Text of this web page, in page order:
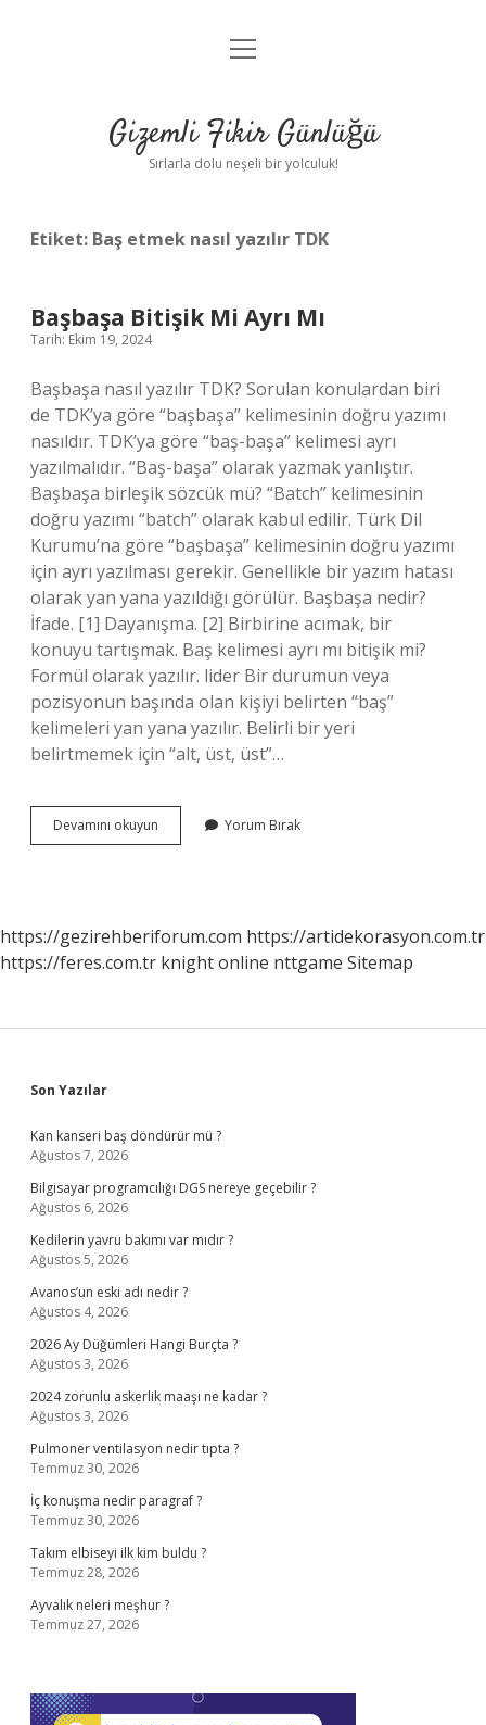
Anasayfa
Yasal Uyarı
menüyü
Gizemli Fikir Günlüğü
Sırlarla dolu neşeli bir yolculuk!
Etiket: Baş etmek nasıl yazılır TDK
Başbaşa Bitişik Mi Ayrı Mı
Tarih: Ekim 19, 2024
Başbaşa nasıl yazılır TDK? Sorulan konulardan biri
de TDK’ya göre “başbaşa” kelimesinin doğru yazımı
nasıldır. TDK’ya göre “baş-başa” kelimesi ayrı
yazılmalıdır. “Baş-başa” olarak yazmak yanlıştır.
Başbaşa birleşik sözcük mü? “Batch” kelimesinin
doğru yazımı “batch” olarak kabul edilir. Türk Dil
Kurumu’na göre “başbaşa” kelimesinin doğru yazımı
için ayrı yazılması gerekir. Genellikle bir yazım hatası
olarak yan yana yazıldığı görülür. Başbaşa nedir?
İfade. [1] Dayanışma. [2] Birbirine acımak, bir
konuyu tartışmak. Baş kelimesi ayrı mı bitişik mi?
Formül olarak yazılır. lider Bir durumun veya
pozisyonun başında olan kişiyi belirten “baş”
kelimeleri yan yana yazılır. Belirli bir yeri
belirtmemek için “alt, üst, üst”…
Devamını okuyun Başbaşa
Bitişik
Yorum Bırak
https://gezirehberiforum.com https://artidekorasyon.com.tr
https://feres.com.tr knight online nttgame Sitemap
Sidebar
Son Yazılar
Kan kanseri baş döndürür mü ?
Ağustos 7, 2026
Bilgisayar programcılığı DGS nereye geçebilir ?
Ağustos 6, 2026
Kedilerin yavru bakımı var mıdır ?
Ağustos 5, 2026
Avanos’un eski adı nedir ?
Ağustos 4, 2026
2026 Ay Düğümleri Hangi Burçta ?
Ağustos 3, 2026
2024 zorunlu askerlik maaşı ne kadar ?
Ağustos 3, 2026
Pulmoner ventilasyon nedir tıpta ?
Temmuz 30, 2026
İç konuşma nedir paragraf ?
Temmuz 30, 2026
Takım elbiseyi ilk kim buldu ?
Temmuz 28, 2026
Ayvalık neleri meşhur ?
Temmuz 27, 2026